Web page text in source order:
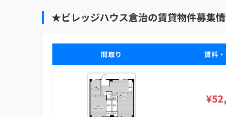
★ビレッジハウス倉治の賃貸物件募集
間取り 賃料